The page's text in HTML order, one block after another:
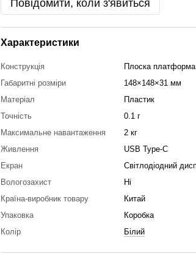
Повідомити, коли з'явиться
Характеристики
Конструкція
Плоска платформа
Габаритні розміри
148×148×31 мм
Матеріал
Пластик
Точність
0.1 г
Максимальне навантаження
2 кг
Живлення
USB Type-C
Екран
Світлодіодний
Вологозахист
Ні
Країна-виробник товару
Китай
Упаковка
Коробка
Колір
Білий